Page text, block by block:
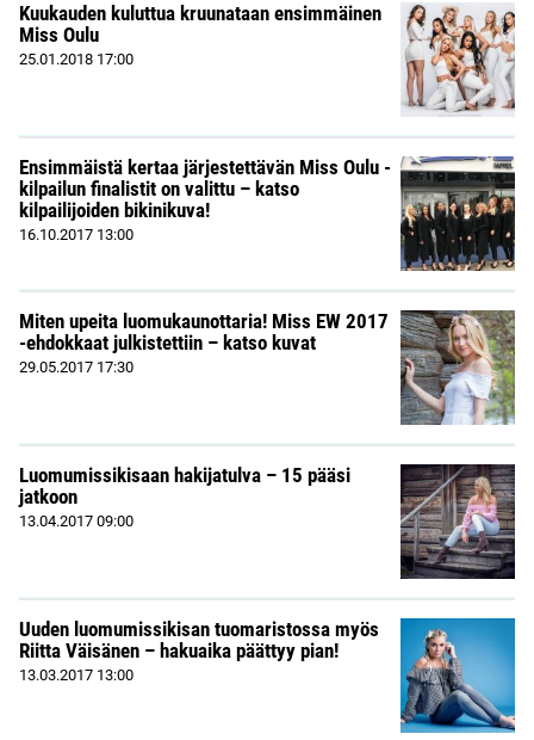
Kuukauden kuluttua kruunataan ensimmäinen
Miss Oulu
25.01.2018 17:00
Ensimmäistä kertaa järjestettävän Miss Oulu -
kilpailun finalistit on valittu – katso
kilpailijoiden bikinikuva!
16.10.2017 13:00
Miten upeita luomukaunottaria! Miss EW 2017
-ehdokkaat julkistettiin – katso kuvat
29.05.2017 17:30
Luomumissikisaan hakijatulva – 15 pääsi
jatkoon
13.04.2017 09:00
Uuden luomumissikisan tuomaristossa myös
Riitta Väisänen – hakuaika päättyy pian!
13.03.2017 13:00